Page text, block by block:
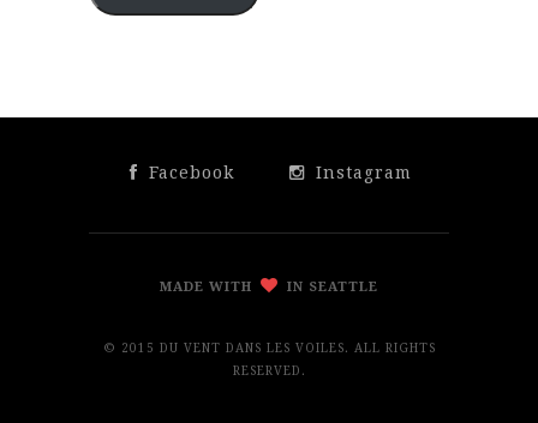
Facebook Instagram
MADE WITH IN SEATTLE
© 2015 DU VENT DANS LES VOILES. ALL RIGHTS
RESERVED.